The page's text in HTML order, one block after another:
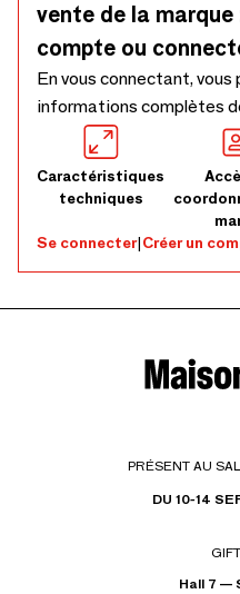
vente de la marque
compte ou
En vous connectant, vous
informations complètes
Caractéristiques
techniques
Se connecter|Créer un
PRÉSENT AU
DU 10-14
Hall 7 —